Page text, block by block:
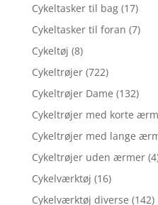
Cykeltasker til bag (17)
Cykeltasker til foran (7)
Cykeltøj (8)
Cykeltrøjer (722)
Cykeltrøjer Dame (132)
Cykeltrøjer med korte
Cykeltrøjer med lange
Cykeltrøjer uden ærmer
Cykelværktøj (16)
Cykelværktøj diverse (142)